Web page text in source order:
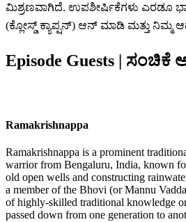
ಮಿಶ್ರಣವಾಗಿದೆ. ಉಪಶೀರ್ಷಿಕೆಗಳು ಎರಡೂ
(ಕ್ಲೋಸ್ಡ್ ಕ್ಯಾಪ್ಷನ್) ಆನ್ ಮಾಡಿ ಮತ್ತು
Episode Guests | ಸಂಚಿಕೆ
Ramakrishnappa
Ramakrishnappa is a prominent
warrior from Bengaluru, India, known
old open wells and constructing
a member of the Bhovi (or Mannu
of highly-skilled traditional knowledge
passed down from one generation to